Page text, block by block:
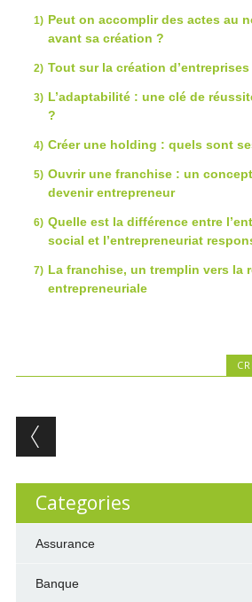
Peut on accomplir des actes au
avant sa création ?
Tout sur la création
L’adaptabilité : une clé de
?
Créer une holding : quels sont
Ouvrir une franchise : un
devenir entrepreneur
Quelle est la différence entre
social et l’entrepreneuriat
La franchise, un tremplin vers la
entrepreneuriale
Post navigation
Categories
Assurance
Banque